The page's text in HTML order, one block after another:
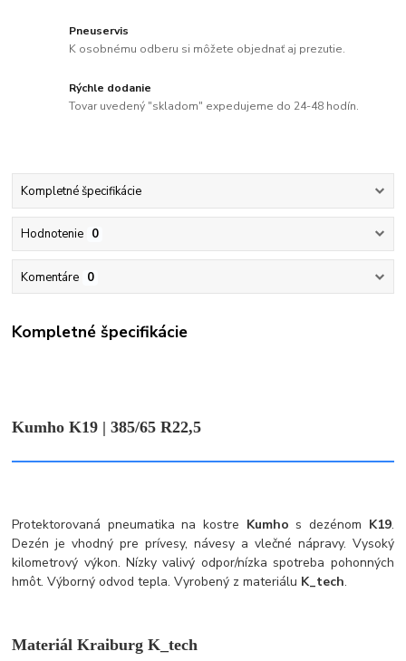
Pneuservis
K osobnému odberu si môžete objednať aj prezutie.
Rýchle dodanie
Tovar uvedený "skladom" expedujeme do 24-48 hodín.
Kompletné špecifikácie
Hodnotenie 0
Komentáre 0
Kompletné špecifikácie
Kumho K19 | 385/65 R22,5
Protektorovaná pneumatika na kostre Kumho s dezénom K19.
Dezén je vhodný pre prívesy, návesy a vlečné nápravy. Vysoký
kilometrový výkon. Nízky valivý odpor/nízka spotreba pohonných
hmôt. Výborný odvod tepla. Vyrobený z materiálu K_tech.
Materiál Kraiburg K_tech